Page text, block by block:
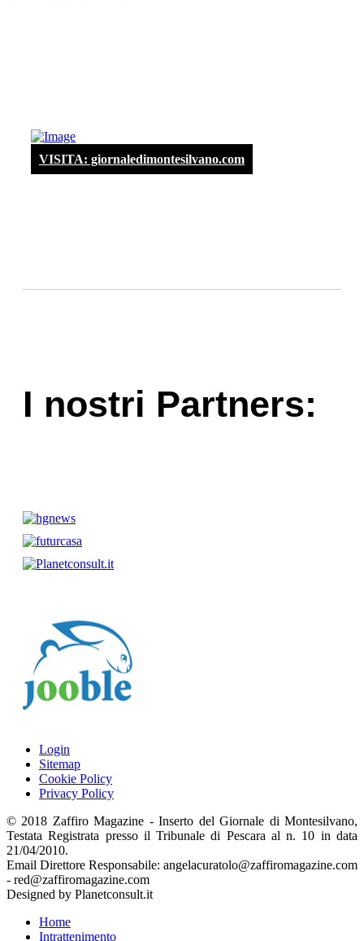
VISITA: giornaledimontesilvano.com
I nostri Partners:
Login
Sitemap
Cookie Policy
Privacy Policy
© 2018 Zaffiro Magazine - Inserto del Giornale di Montesilvano,
Testata Registrata presso il Tribunale di Pescara al n. 10 in data
21/04/2010.
Email Direttore Responsabile: angelacuratolo@zaffiromagazine.com
- red@zaffiromagazine.com
Designed by Planetconsult.it
Home
Intrattenimento